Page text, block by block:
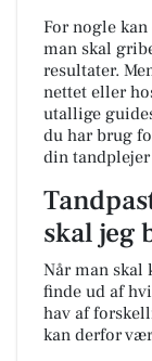
For nogle
man skal
resultater.
nettet eller
utallige
du har brug
din
skal jeg
Når man skal
finde ud af
hav af
kan derfor